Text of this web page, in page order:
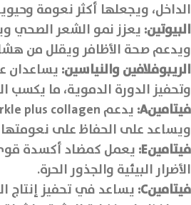
الداخل، ويجعلها أكثر نعومة
البيوتين: يعزز نمو الشعر الصحي
ويدعم صحة الأظافر ويقلل من
الريبوفلافين والنياسين: يساعدان
وتحفيز الدورة الدموية، ما يكسب
فيتامينA
:
ويساعد على الحفاظ على
فيتامينE
: يعمل كمضاد أكسدة
الأضرار البيئية والجذور الحرة.
فيتامينC
: يساعد في تحفيز إنتاج